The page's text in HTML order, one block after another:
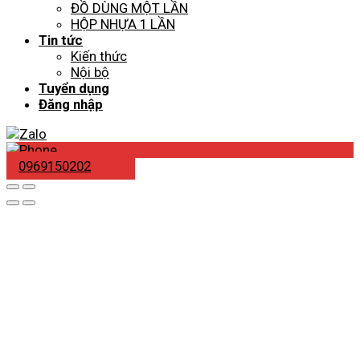
ĐỒ DÙNG MỘT LẦN
HỘP NHỰA 1 LẦN
Tin tức
Kiến thức
Nội bộ
Tuyển dụng
Đăng nhập
0969150202